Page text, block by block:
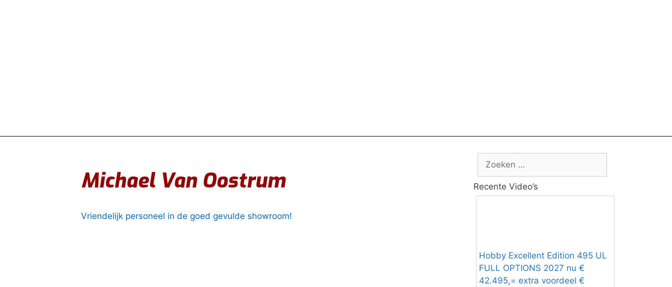
Michael Van Oostrum
Vriendelijk personeel in de goed gevulde showroom!
naar:
Recente Video’s
Hobby Excellent Edition 495 UL
FULL OPTIONS 2027 nu €
42.495,= extra voordeel €